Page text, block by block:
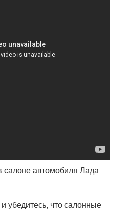
салоне автомобиля Лада
убедитесь, что салонные